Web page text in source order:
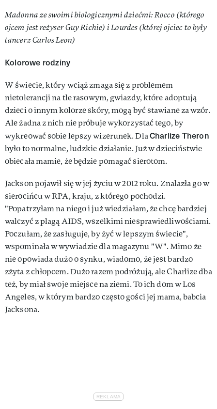
Madonna ze swoimi biologicznymi dziećmi: Rocco (którego
ojcem jest reżyser Guy Richie) i Lourdes (której ojciec to były
tancerz Carlos Leon)
Kolorowe rodziny
W świecie, który wciąż zmaga się z problemem
nietolerancji na tle rasowym, gwiazdy, które adoptują
dzieci o innym kolorze skóry, mogą być stawiane za wzór.
Ale żadna z nich nie próbuje wykorzystać tego, by
wykreować sobie lepszy wizerunek. DlaCharlize Theron
było to normalne, ludzkie działanie. Już w dzieciństwie
obiecała mamie, że będzie pomagać sierotom.
Jackson pojawił się w jej życiu w 2012 roku. Znalazła go w
sierocińcu w RPA, kraju, z którego pochodzi.
"Popatrzyłam na niego i już wiedziałam, że chcę bardziej
walczyć z plagą AIDS, wszelkimi niesprawiedliwościami.
Poczułam, że zasługuje, by żyć w lepszym świecie",
wspominała w wywiadzie dla magazynu "W". Mimo że
nie opowiada dużo o synku, wiadomo, że jest bardzo
zżyta z chłopcem. Dużo razem podróżują, ale Charlize dba
też, by miał swoje miejsce na ziemi. To ich dom w Los
Angeles, w którym bardzo często gości jej mama, babcia
Jacksona.